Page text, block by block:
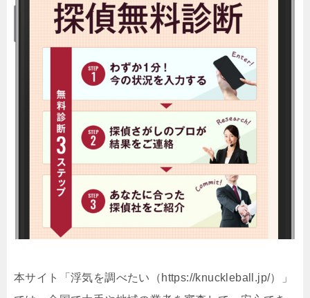
本サイト「浮気を調べたい（https://knuckleball.jp/）」